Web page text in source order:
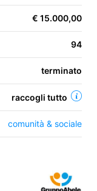
IT
ES
€ 15.000,00
94
terminato
raccogli tutto
comunità & sociale